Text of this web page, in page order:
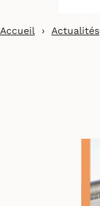
Accueil › Actualités